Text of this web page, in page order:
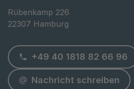
Rübenkamp 226
22307 Hamburg
+49 40 1818 82 66 96
Nachricht schreiben